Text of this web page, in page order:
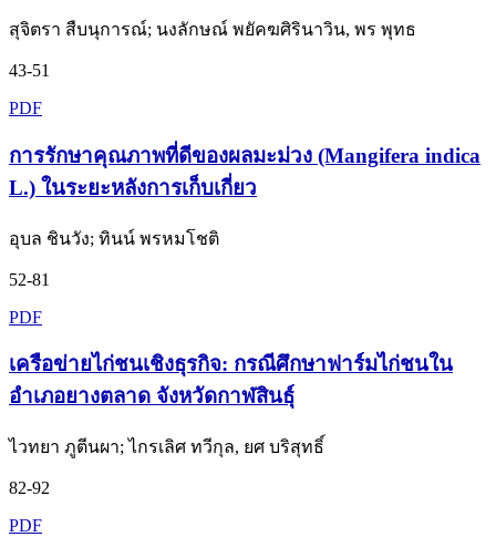
สุจิตรา สืบนุการณ์; นงลักษณ์ พยัคฆศิรินาวิน, พร พุทธ
43-51
PDF
การรักษาคุณภาพที่ดีของผลมะม่วง (Mangifera indica
L.) ในระยะหลังการเก็บเกี่ยว
อุบล ชินวัง; ทินน์ พรหมโชติ
52-81
PDF
เครือข่ายไก่ชนเชิงธุรกิจ: กรณีศึกษาฟาร์มไก่ชนใน
อำเภอยางตลาด จังหวัดกาฬสินธุ์
ไวทยา ภูตีนผา; ไกรเลิศ ทวีกุล, ยศ บริสุทธิ์
82-92
PDF